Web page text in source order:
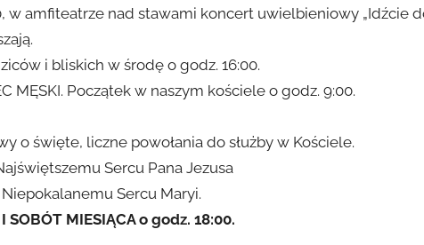
w amfiteatrze nad stawami koncert uwielbieniowy „Idźcie do
i bliskich w środę o godz. 16:00.
MĘSKI. Początek w naszym kościele o godz. 9:00.
o święte, liczne powołania do służby w Kościele.
Sercu Pana Jezusa
Sercu Maryi.
SOBÓT MIESIĄCA o godz. 18:00.